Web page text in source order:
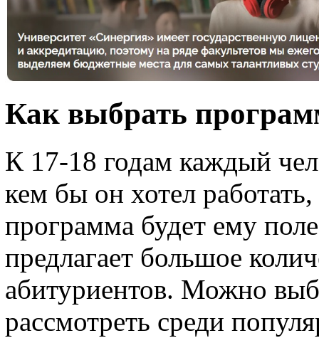
Как выбрать
К 17-18 годам каждый
кем бы он хотел
программа будет ему
предлагает большое
абитуриентов. Можно
рассмотреть среди